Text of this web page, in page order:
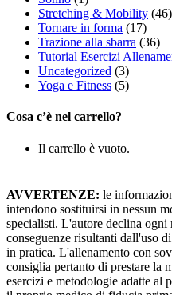
Stretching & Mobility (46)
Tornare in forma (17)
Trazione alla sbarra (36)
Tutorial Esercizi
Uncategorized (3)
Yoga e Fitness (5)
Cosa c’è nel carrello?
Il carrello è vuoto.
AVVERTENZE: le
intendono sostituirsi in nessun
specialisti. L'autore declina
conseguenze risultanti dall'uso
in pratica. L'allenamento con
consiglia pertanto di prestare la
esercizi e metodologie adatte